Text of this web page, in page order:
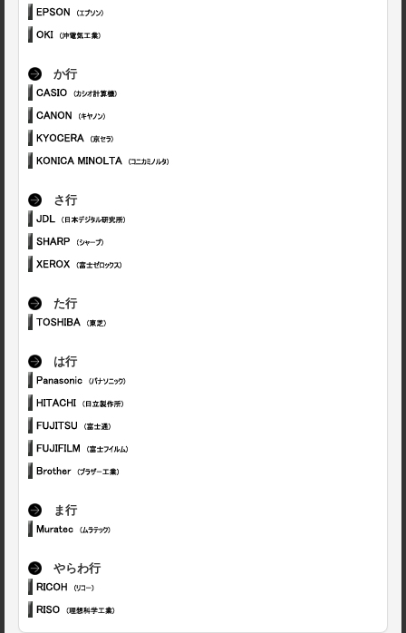
か行
さ行
た行
は行
ま行
やらわ行